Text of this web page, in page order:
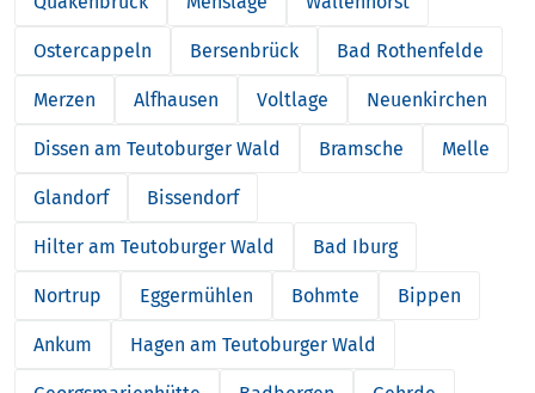
Ostercappeln Bersenbrück Bad Rothenfelde
Merzen Alfhausen Voltlage Neuenkirchen
Dissen am Teutoburger Wald Bramsche Melle
Glandorf Bissendorf
Hilter am Teutoburger Wald Bad Iburg
Nortrup Eggermühlen Bohmte Bippen
Ankum Hagen am Teutoburger Wald